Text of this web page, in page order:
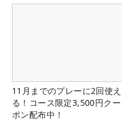
11月までのプレーに2回使え
る！コース限定3,500円クー
ポン配布中！